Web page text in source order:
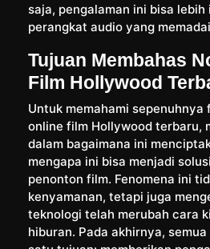
saja, pengalaman ini bisa
perangkat audio yang
Tujuan Membahas
Film Hollywood
Untuk memahami sepenuhnya
online film Hollywood terbaru,
dalam bagaimana ini
mengapa ini bisa menjadi
penonton film. Fenomena ini
kenyamanan, tetapi juga
teknologi telah merubah cara
hiburan. Pada akhirnya,